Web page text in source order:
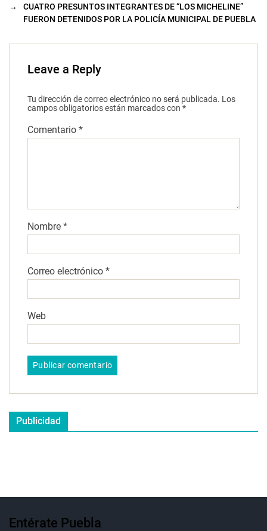
→
CUATRO PRESUNTOS INTEGRANTES DE “LOS MICHELINE”
FUERON DETENIDOS POR LA POLICÍA MUNICIPAL DE PUEBLA
Leave a Reply
Tu dirección de correo electrónico no será publicada. Los
campos obligatorios están marcados con *
Comentario *
Nombre *
Correo electrónico *
Web
Publicidad
Entérate Puebla